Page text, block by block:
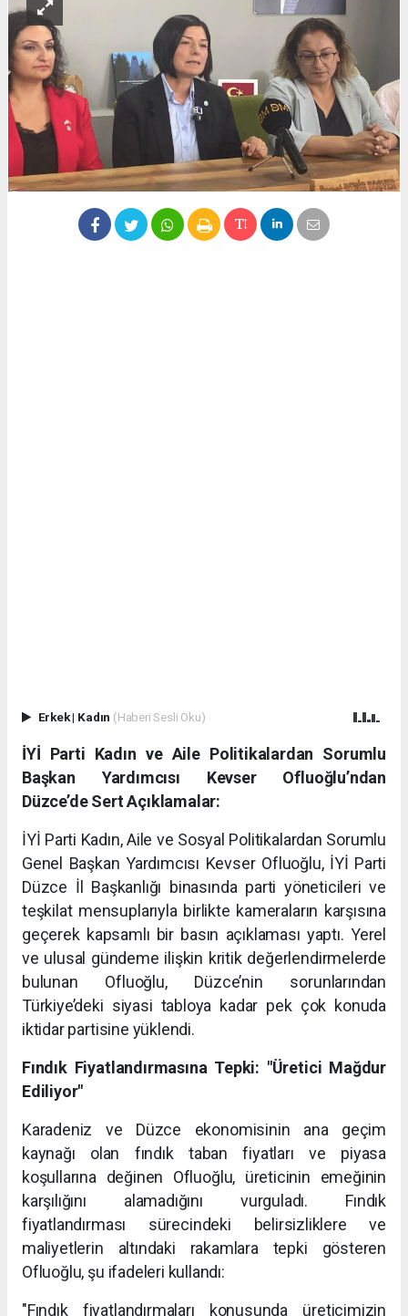
Erkek| Kadın (Haberi Sesli Oku)
İYİ Parti Kadın ve Aile Politikalardan Sorumlu
Başkan Yardımcısı Kevser Ofluoğlu’ndan
Düzce’de Sert Açıklamalar:
İYİ Parti Kadın, Aile ve Sosyal Politikalardan Sorumlu
Genel Başkan Yardımcısı Kevser Ofluoğlu, İYİ Parti
Düzce İl Başkanlığı binasında parti yöneticileri ve
teşkilat mensuplarıyla birlikte kameraların karşısına
geçerek kapsamlı bir basın açıklaması yaptı. Yerel
ve ulusal gündeme ilişkin kritik değerlendirmelerde
bulunan Ofluoğlu, Düzce’nin sorunlarından
Türkiye’deki siyasi tabloya kadar pek çok konuda
iktidar partisine yüklendi.
Fındık Fiyatlandırmasına Tepki: "Üretici Mağdur
Ediliyor"
Karadeniz ve Düzce ekonomisinin ana geçim
kaynağı olan fındık taban fiyatları ve piyasa
koşullarına değinen Ofluoğlu, üreticinin emeğinin
karşılığını alamadığını vurguladı. Fındık
fiyatlandırması sürecindeki belirsizliklere ve
maliyetlerin altındaki rakamlara tepki gösteren
Ofluoğlu, şu ifadeleri kullandı:
"Fındık fiyatlandırmaları konusunda üreticimizin